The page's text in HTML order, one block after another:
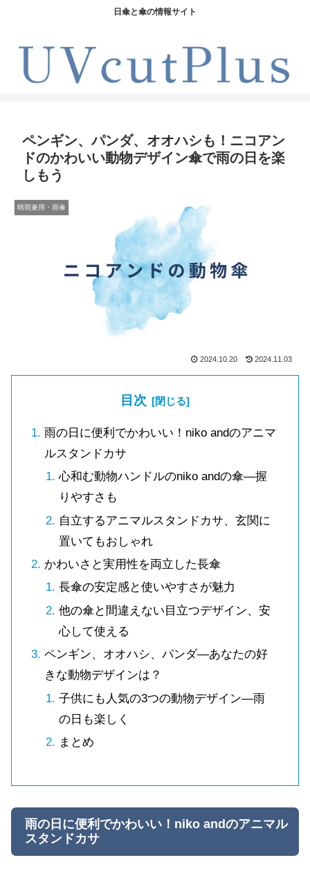
日傘と傘の情報サイト
ペンギン、パンダ、オオハシも！ニコアン
ドのかわいい動物デザイン傘で雨の日を楽
しもう
晴雨兼用・雨傘
2024.10.20 2024.11.03
目次
雨の日に便利でかわいい！niko andのアニマ
ルスタンドカサ
心和む動物ハンドルのniko andの傘—握
りやすさも
自立するアニマルスタンドカサ、玄関に
置いてもおしゃれ
かわいさと実用性を両立した長傘
長傘の安定感と使いやすさが魅力
他の傘と間違えない目立つデザイン、安
心して使える
ペンギン、オオハシ、パンダ—あなたの好
きな動物デザインは？
子供にも人気の3つの動物デザイン—雨
の日も楽しく
まとめ
雨の日に便利でかわいい！niko andのアニマル
スタンドカサ